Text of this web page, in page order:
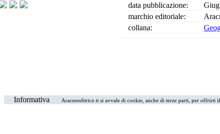
data pubblicazione:
marchio editoriale:
collana:
Informativa Aracneeditrice.it si avvale di cookie, anche di terze parti, per